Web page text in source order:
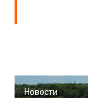
Новости